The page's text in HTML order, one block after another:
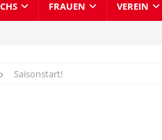
FRAUEN VEREIN
Saisonstart!